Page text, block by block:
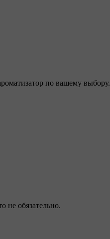
по вашему выбору.
не обязательно.